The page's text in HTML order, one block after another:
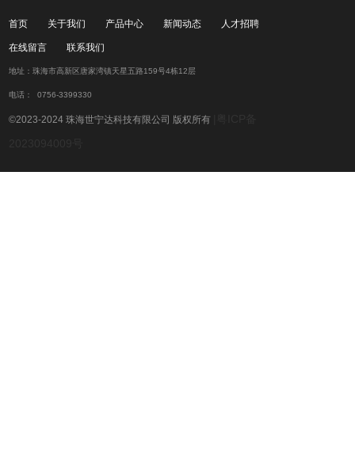
首页 关于我们 产品中心 新闻动态 人才招聘
在线留言 联系我们
地址：珠海市高新区唐家湾镇天星五路159号4栋12层
电话： 0756-3399330
©2023-2024 珠海世宁达科技有限公司 版权所有